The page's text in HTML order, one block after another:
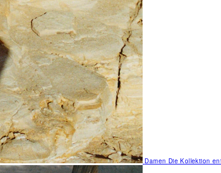
Damen Die Kollektion